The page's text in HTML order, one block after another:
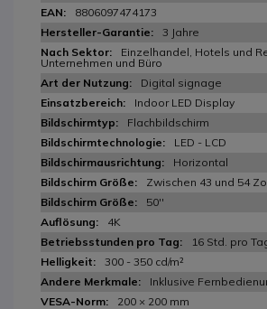
8806097474173
3 Jahre
Einzelhandel, Hotels und
Unternehmen und Büro
Digital signage
Indoor LED Display
Flachbildschirm
LED - LCD
Horizontal
Zwischen 43 und 54
50''
4K
16 Std. pro
300 - 350 cd/m²
Inklusive
200 × 200 mm